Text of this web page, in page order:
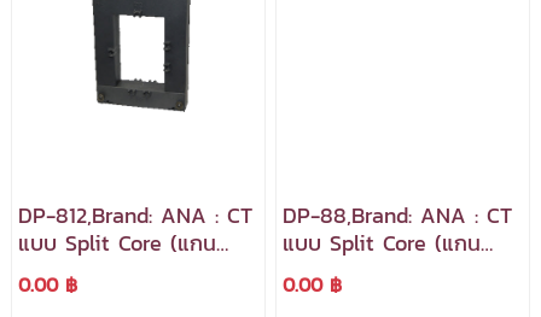
DP-812,Brand: ANA : CT
แบบ Split Core (แกน
แยก),อุปกรณ์ตรวจวัด
กระแส
0.00 ฿
DP-88,Brand: ANA : CT
แบบ Split Core (แกน
แยก),อุปกรณ์ตรวจวัด
กระแส
0.00 ฿